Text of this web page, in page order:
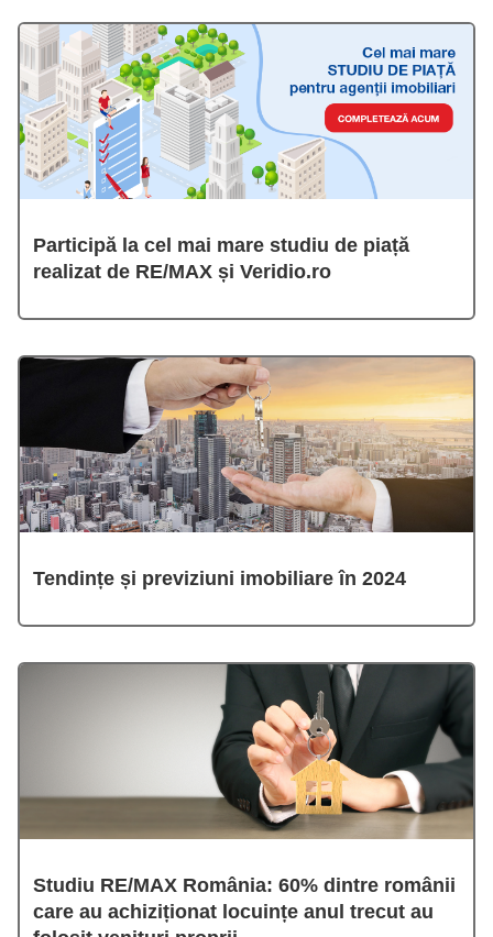
Participă la cel mai mare studiu de piață
realizat de RE/MAX și Veridio.ro
Tendințe și previziuni imobiliare în 2024
Studiu RE/MAX România: 60% dintre românii
care au achiziționat locuințe anul trecut au